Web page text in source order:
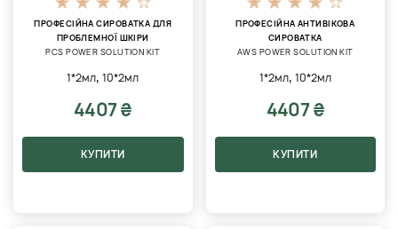
ПРОФЕСІЙНА СИРОВАТКА ДЛЯ
ПРОБЛЕМНОЇ ШКІРИ
PCS POWER SOLUTION KIT
1*2мл,10*2мл
4407 ₴
КУПИТИ
ПРОФЕСІЙНА АНТИВІКОВА
СИРОВАТКА
AWS POWER SOLUTION KIT
1*2мл, 10*2мл
4407 ₴
КУПИТИ